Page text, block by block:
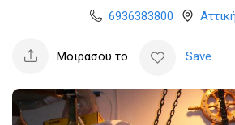
6936383800
Μοιράσου το Save